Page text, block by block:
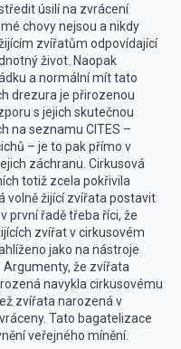
úsilí na zvrácení
chovy nejsou a nikdy
zvířatům odpovídající
život. Naopak
a normální mít tato
drezura je přirozenou
s jejich skutečnou
na seznamu CITES –
– je to pak přímo v
záchranu. Cirkusová
totiž zcela pokřivila
volně žijící zvířata postavit
první řadě třeba říci, že
zvířat v cirkusovém
jako na nástroje
Argumenty, že zvířata
navykla cirkusovému
zvířata narozená v
Tato bagatelizace
veřejného mínění.